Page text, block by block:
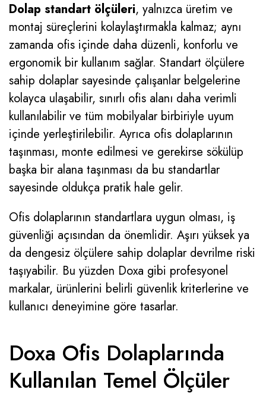
Dolap standart ölçüleri, yalnızca üretim ve
montaj süreçlerini kolaylaştırmakla kalmaz; aynı
zamanda ofis içinde daha düzenli, konforlu ve
ergonomik bir kullanım sağlar. Standart ölçülere
sahip dolaplar sayesinde çalışanlar belgelerine
kolayca ulaşabilir, sınırlı ofis alanı daha verimli
kullanılabilir ve tüm mobilyalar birbiriyle uyum
içinde yerleştirilebilir. Ayrıca ofis dolaplarının
taşınması, monte edilmesi ve gerekirse sökülüp
başka bir alana taşınması da bu standartlar
sayesinde oldukça pratik hale gelir.
Ofis dolaplarının standartlara uygun olması, iş
güvenliği açısından da önemlidir. Aşırı yüksek ya
da dengesiz ölçülere sahip dolaplar devrilme riski
taşıyabilir. Bu yüzden Doxa gibi profesyonel
markalar, ürünlerini belirli güvenlik kriterlerine ve
kullanıcı deneyimine göre tasarlar.
Doxa Ofis Dolaplarında
Kullanılan Temel Ölçüler